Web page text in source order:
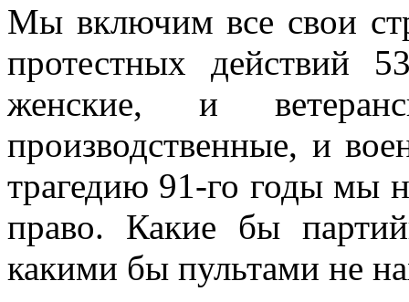
Мы включим все свои
протестных действий
женские, и
производственные, и
трагедию 91-го годы мы
право. Какие бы
какими бы пультами не